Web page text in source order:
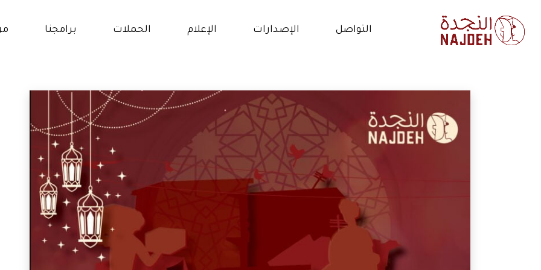
التواصل
التطوع
الإصدارات الإعلام
فيديو
المقالات
البيانات
الحملات برامجنا
الفتيات
برنامج التمكين الإقتصادي
برنامج التعلم والتعليم